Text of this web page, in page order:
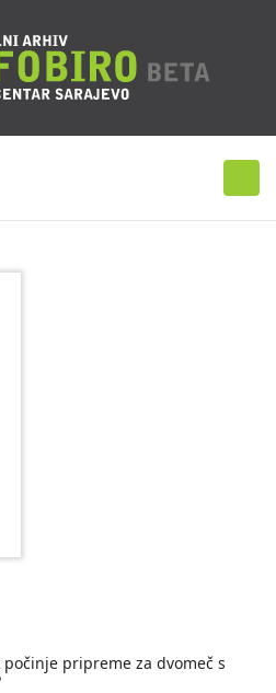
pripreme za dvomeč s